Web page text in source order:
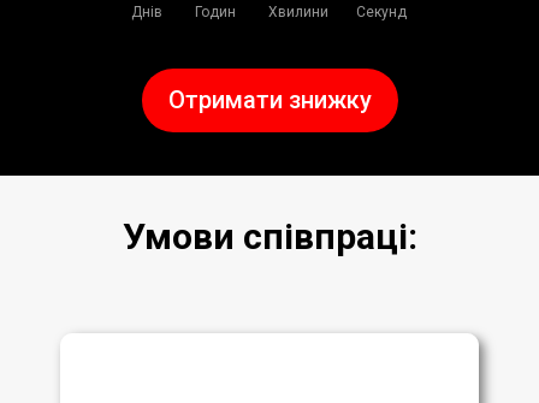
Днів Годин Хвилини Секунд
Отримати знижку
Умови співпраці: